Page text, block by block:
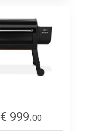
€ 999.00